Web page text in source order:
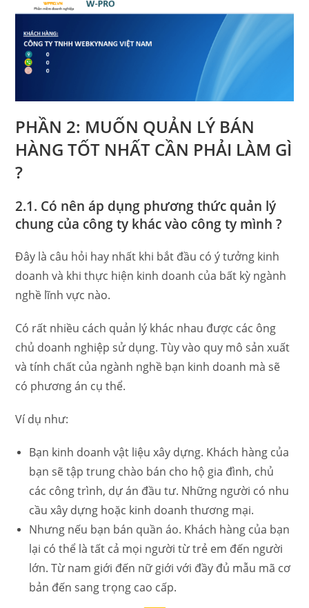
PHẦN 2: MUỐN QUẢN LÝ BÁN
HÀNG TỐT NHẤT CẦN PHẢI LÀM GÌ
?
2.1. Có nên áp dụng phương thức quản lý
chung của công ty khác vào công ty mình ?
Đây là câu hỏi hay nhất khi bắt đầu có ý tưởng kinh
doanh và khi thực hiện kinh doanh của bất kỳ ngành
nghề lĩnh vực nào.
Có rất nhiều cách quản lý khác nhau được các ông
chủ doanh nghiệp sử dụng. Tùy vào quy mô sản xuất
và tính chất của ngành nghề bạn kinh doanh mà sẽ
có phương án cụ thể.
Ví dụ như:
Bạn kinh doanh vật liệu xây dựng. Khách hàng của
bạn sẽ tập trung chào bán cho hộ gia đình, chủ
các công trình, dự án đầu tư. Những người có nhu
cầu xây dựng hoặc kinh doanh thương mại.
Nhưng nếu bạn bán quần áo. Khách hàng của bạn
lại có thể là tất cả mọi người từ trẻ em đến người
lớn. Từ nam giới đến nữ giới với đầy đủ mẫu mã cơ
bản đến sang trọng cao cấp.